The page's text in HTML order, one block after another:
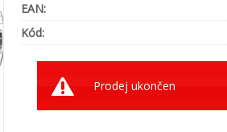
EAN:
Kód:
Prodej ukončen